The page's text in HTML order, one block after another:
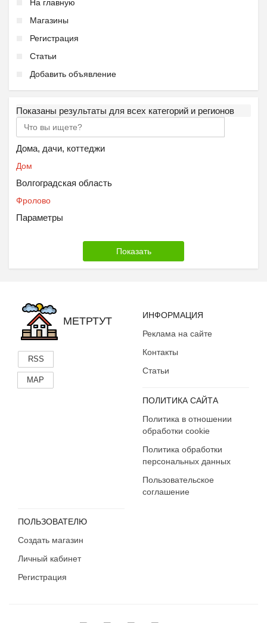
На главную
Магазины
Регистрация
Статьи
Добавить объявление
Показаны результаты для всех категорий и регионов
Дома, дачи, коттеджи
Дом
Волгоградская область
Фролово
Параметры
МЕТРТУТ
RSS
MAP
ИНФОРМАЦИЯ
Реклама на сайте
Контакты
Статьи
ПОЛИТИКА САЙТА
Политика в отношении
обработки cookie
Политика обработки
персональных данных
Пользовательское
соглашение
ПОЛЬЗОВАТЕЛЮ
Создать магазин
Личный кабинет
Регистрация